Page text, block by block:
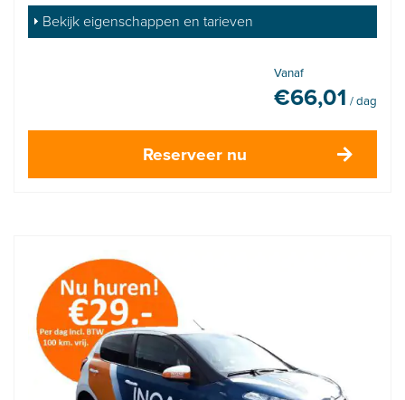
Bekijk eigenschappen en tarieven
Vanaf
€66,01 / dag
Reserveer nu